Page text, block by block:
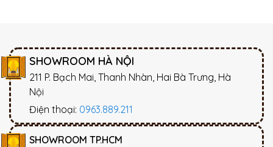
SHOWROOM HÀ NỘI
211 P. Bạch Mai, Thanh Nhàn, Hai Bà Trưng, Hà
Nội
Điện thoại: 0963.889.211
SHOWROOM TP.HCM